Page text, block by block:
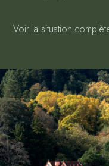
Voir la situation